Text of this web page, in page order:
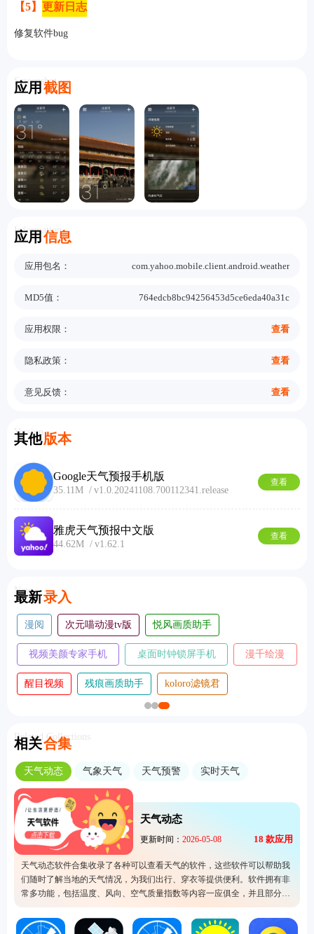
【5】 更新日志
修复软件bug
应用 截图
Screenshot
应用 信息
Information
应用包名： com.yahoo.mobile.client.android.weather
MD5值： 764edcb8bc94256453d5ce6eda40a31c
应用权限： 查看
隐私政策： 查看
意见反馈： 查看
其他版本
Version
Google天气预报手机版
35.11M v1.0.20241108.700112341.release
查看
雅虎天气预报中文版
44.62M v1.62.1
查看
最新录入
New
漫阅 次元喵动漫tv版 悦风画质助手
视频美颜专家手机
版
桌面时钟锁屏手机
版
漫千绘漫
醒目视频
残痕画质助手 koloro滤镜君
相关合集
Related Collections
天气动态 气象天气 天气预警 实时天气
天气动态
更新时间： 2026-05-08 18 款应用
天气动态软件合集收录了各种可以查看天气的软件，这些软件可以帮助我
们随时了解当地的天气情况，为我们出行、穿衣等提供便利。软件拥有非
常多功能，包括温度、风向、空气质量指数等内容一应俱全，并且部分软
件还支持用户们查询未来14天的天气预测，非常便捷。